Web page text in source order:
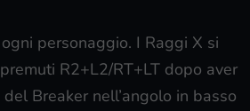
personaggio. I Raggi X si
R2+L2/RT+LT dopo aver
Breaker nell’angolo in basso